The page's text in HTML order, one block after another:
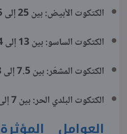
الكتكوت الأبيض: بين 25 إلى 25.5 جنيه
الكتكوت الساسو: بين 13 إلى 14 جنيهًا
الكتكوت المشعّر: بين 7.5 إلى 8 جنيهات
الكتكوت البلدي الحر: بين 7 إلى 7.5 جنيه
العوامل